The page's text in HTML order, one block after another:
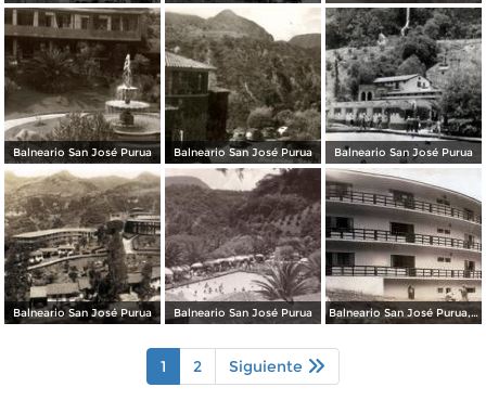
Balneario San José Purua Balneario San José Purua Balneario San José Purua
Balneario San José Purua Balneario San José Purua Balneario San José Purua, Nueva Sección
1 2 Siguiente